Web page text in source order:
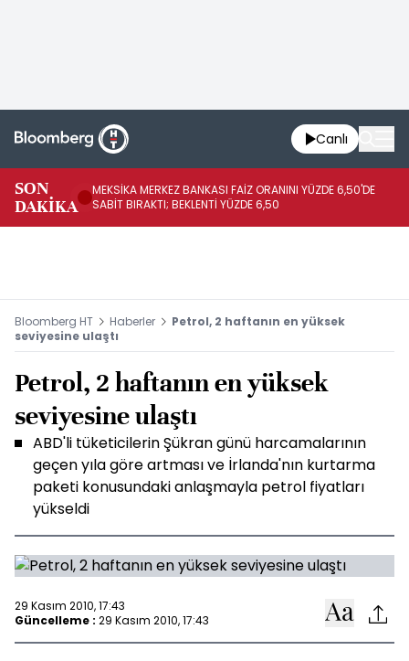
Canlı
SON
DAKİKA
MEKSİKA MERKEZ BANKASI FAİZ ORANINI YÜZDE 6,50'DE
SABİT BIRAKTI; BEKLENTİ YÜZDE 6,50
Bloomberg HT Haberler
Petrol, 2 haftanın en yüksek
seviyesine ulaştı
Petrol, 2 haftanın en yüksek
seviyesine ulaştı
ABD'li tüketicilerin Şükran günü harcamalarının
geçen yıla göre artması ve İrlanda'nın kurtarma
paketi konusundaki anlaşmayla petrol fiyatları
yükseldi
29 Kasım 2010, 17:43
Güncelleme : 29 Kasım 2010, 17:43